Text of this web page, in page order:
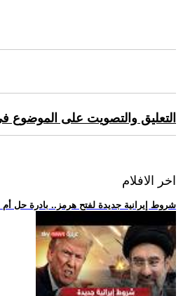
التعليق والتصويت على الموضوع
اخر الافلام
.. شروط إيرانية جديدة لفتح هرمز.. بادرة حل